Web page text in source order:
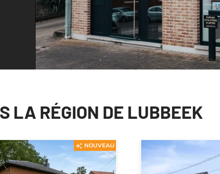
LA RÉGION DE LUBBEEK
NOUVEAU